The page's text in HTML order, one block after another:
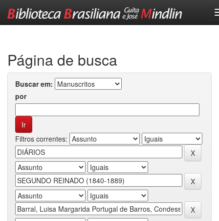
Página de busca
Buscar em:
por
Filtros correntes: